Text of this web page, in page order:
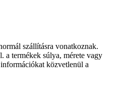
szállításra vonatkoznak.
a termékek súlya, mérete vagy
közvetlenül a